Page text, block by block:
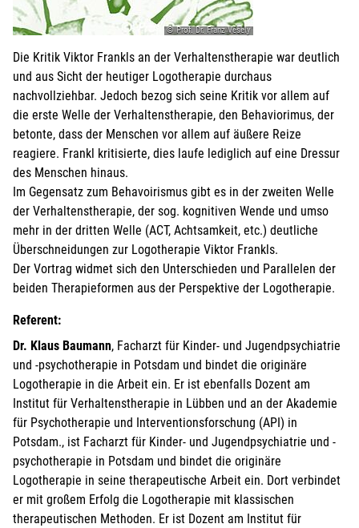
© Prof. Dr. Franz Vesely
Die Kritik Viktor Frankls an der Verhaltenstherapie war deutlich
und aus Sicht der heutiger Logotherapie durchaus
nachvollziehbar. Jedoch bezog sich seine Kritik vor allem auf
die erste Welle der Verhaltenstherapie, den Behaviorimus, der
betonte, dass der Menschen vor allem auf äußere Reize
reagiere. Frankl kritisierte, dies laufe lediglich auf eine Dressur
des Menschen hinaus.
Im Gegensatz zum Behavoirismus gibt es in der zweiten Welle
der Verhaltenstherapie, der sog. kognitiven Wende und umso
mehr in der dritten Welle (ACT, Achtsamkeit, etc.) deutliche
Überschneidungen zur Logotherapie Viktor Frankls.
Der Vortrag widmet sich den Unterschieden und Parallelen der
beiden Therapieformen aus der Perspektive der Logotherapie.
Referent:
Dr. Klaus Baumann, Facharzt für Kinder- und Jugendpsychiatrie
und -psychotherapie in Potsdam und bindet die originäre
Logotherapie in die Arbeit ein. Er ist ebenfalls Dozent am
Institut für Verhaltenstherapie in Lübben und an der Akademie
für Psychotherapie und Interventionsforschung (API) in
Potsdam., ist Facharzt für Kinder- und Jugendpsychiatrie und -
psychotherapie in Potsdam und bindet die originäre
Logotherapie in seine therapeutische Arbeit ein. Dort verbindet
er mit großem Erfolg die Logotherapie mit klassischen
therapeutischen Methoden. Er ist Dozent am Institut für